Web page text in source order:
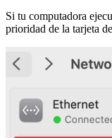
Si tu computadora
prioridad de la tarjeta